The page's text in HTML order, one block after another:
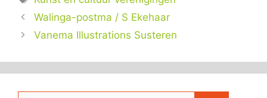
Walinga-postma / S Ekehaar
Vanema Illustrations Susteren